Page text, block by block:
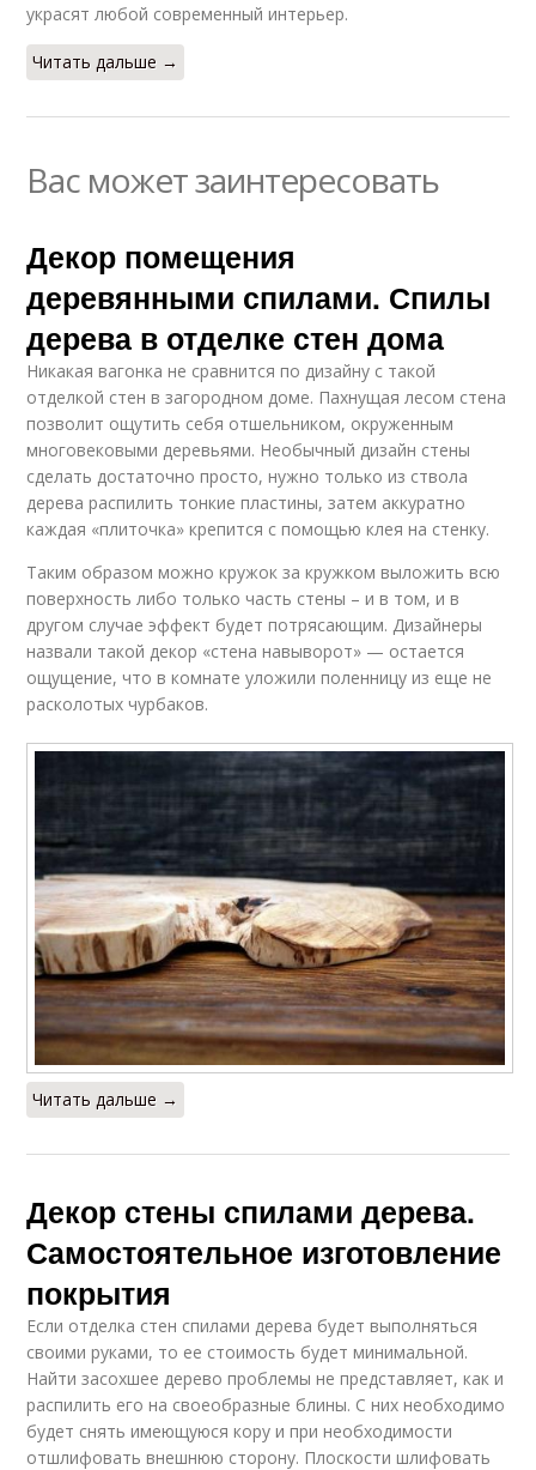
украсят любой современный интерьер.
Читать дальше →
Вас может заинтересовать
Декор помещения
деревянными спилами. Спилы
дерева в отделке стен дома
Никакая вагонка не сравнится по дизайну с такой
отделкой стен в загородном доме. Пахнущая лесом стена
позволит ощутить себя отшельником, окруженным
многовековыми деревьями. Необычный дизайн стены
сделать достаточно просто, нужно только из ствола
дерева распилить тонкие пластины, затем аккуратно
каждая «плиточка» крепится с помощью клея на стенку.
Таким образом можно кружок за кружком выложить всю
поверхность либо только часть стены – и в том, и в
другом случае эффект будет потрясающим. Дизайнеры
назвали такой декор «стена навыворот» — остается
ощущение, что в комнате уложили поленницу из еще не
расколотых чурбаков.
Читать дальше →
Декор стены спилами дерева.
Самостоятельное изготовление
покрытия
Если отделка стен спилами дерева будет выполняться
своими руками, то ее стоимость будет минимальной.
Найти засохшее дерево проблемы не представляет, как и
распилить его на своеобразные блины. С них необходимо
будет снять имеющуюся кору и при необходимости
отшлифовать внешнюю сторону. Плоскости шлифовать